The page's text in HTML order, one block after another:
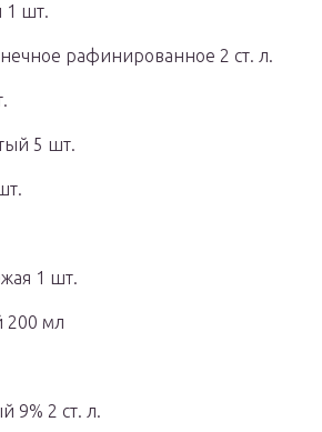
1 шт.
рафинированное 2 ст. л.
5 шт.
1 шт.
200 мл
9% 2 ст. л.